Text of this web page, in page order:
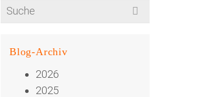
Search
for:
Blog-Archiv
2026
2025